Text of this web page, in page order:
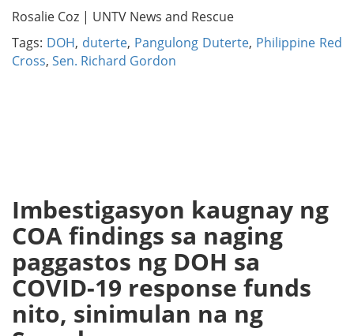
Rosalie Coz | UNTV News and Rescue
Tags: DOH, duterte, Pangulong Duterte, Philippine Red
Cross, Sen. Richard Gordon
Imbestigasyon kaugnay ng
COA findings sa naging
paggastos ng DOH sa
COVID-19 response funds
nito, sinimulan na ng